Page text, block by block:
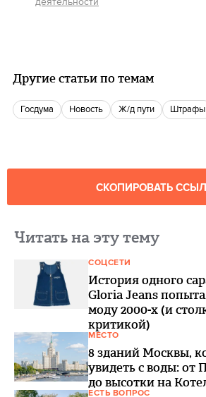
Другие статьи по темам
госдума Новость Ж/д пути Штрафы
СКОПИРОВАТЬ
Читать на эту тему
СОЦСЕТИ
История одного
Gloria Jeans
моду 2000-х (и
критикой)
МЕСТО
8 зданий Москвы,
увидеть с воды: от
до высотки на
ЕСТЬ ВОПРОС